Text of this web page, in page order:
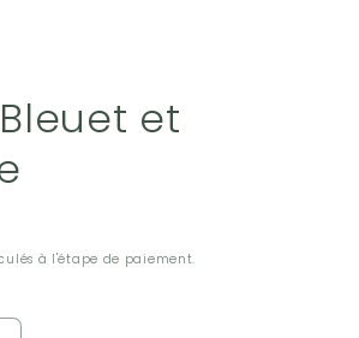
et
à l'étape de paiement.